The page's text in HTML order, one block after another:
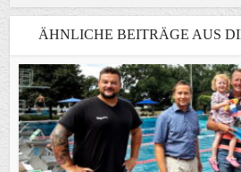
ÄHNLICHE BEITRÄGE AUS